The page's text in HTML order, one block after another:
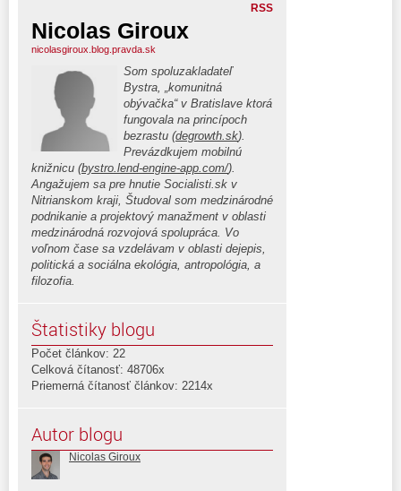
RSS
Nicolas Giroux
nicolasgiroux.blog.pravda.sk
Som spoluzakladateľ
Bystra, „komunitná
obývačka“ v Bratislave ktorá
fungovala na princípoch
bezrastu (degrowth.sk).
Prevázdkujem mobilnú
knižnicu (bystro.lend-engine-app.com/).
Angažujem sa pre hnutie Socialisti.sk v
Nitrianskom kraji, Študoval som medzinárodné
podnikanie a projektový manažment v oblasti
medzinárodná rozvojová spolupráca. Vo
voľnom čase sa vzdelávam v oblasti dejepis,
politická a sociálna ekológia, antropológia, a
filozofia.
Štatistiky blogu
Počet článkov: 22
Celková čítanosť: 48706x
Priemerná čítanosť článkov: 2214x
Autor blogu
Nicolas Giroux